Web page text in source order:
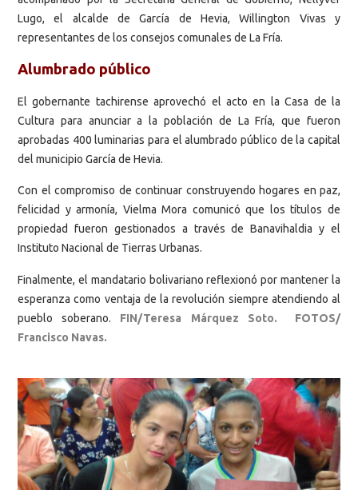
Lugo, el alcalde de García de Hevia, Willington Vivas y
representantes de los consejos comunales de La Fría.
Alumbrado público
El gobernante tachirense aprovechó el acto en la Casa de la
Cultura para anunciar a la población de La Fría, que fueron
aprobadas 400 luminarias para el alumbrado público de la capital
del municipio García de Hevia.
Con el compromiso de continuar construyendo hogares en paz,
felicidad y armonía, Vielma Mora comunicó que los títulos de
propiedad fueron gestionados a través de Banavihaldia y el
Instituto Nacional de Tierras Urbanas.
Finalmente, el mandatario bolivariano reflexionó por mantener la
esperanza como ventaja de la revolución siempre atendiendo al
pueblo soberano. FIN/Teresa Márquez Soto. FOTOS/
Francisco Navas.